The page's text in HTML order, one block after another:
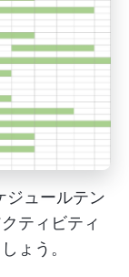
ジュールテン
ティビティ
ょう。